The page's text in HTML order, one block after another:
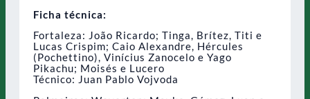
Ficha técnica:
Fortaleza: João Ricardo; Tinga, Brítez, Titi e
Lucas Crispim; Caio Alexandre, Hércules
(Pochettino), Vinícius Zanocelo e Yago
Pikachu; Moisés e Lucero
Técnico: Juan Pablo Vojvoda